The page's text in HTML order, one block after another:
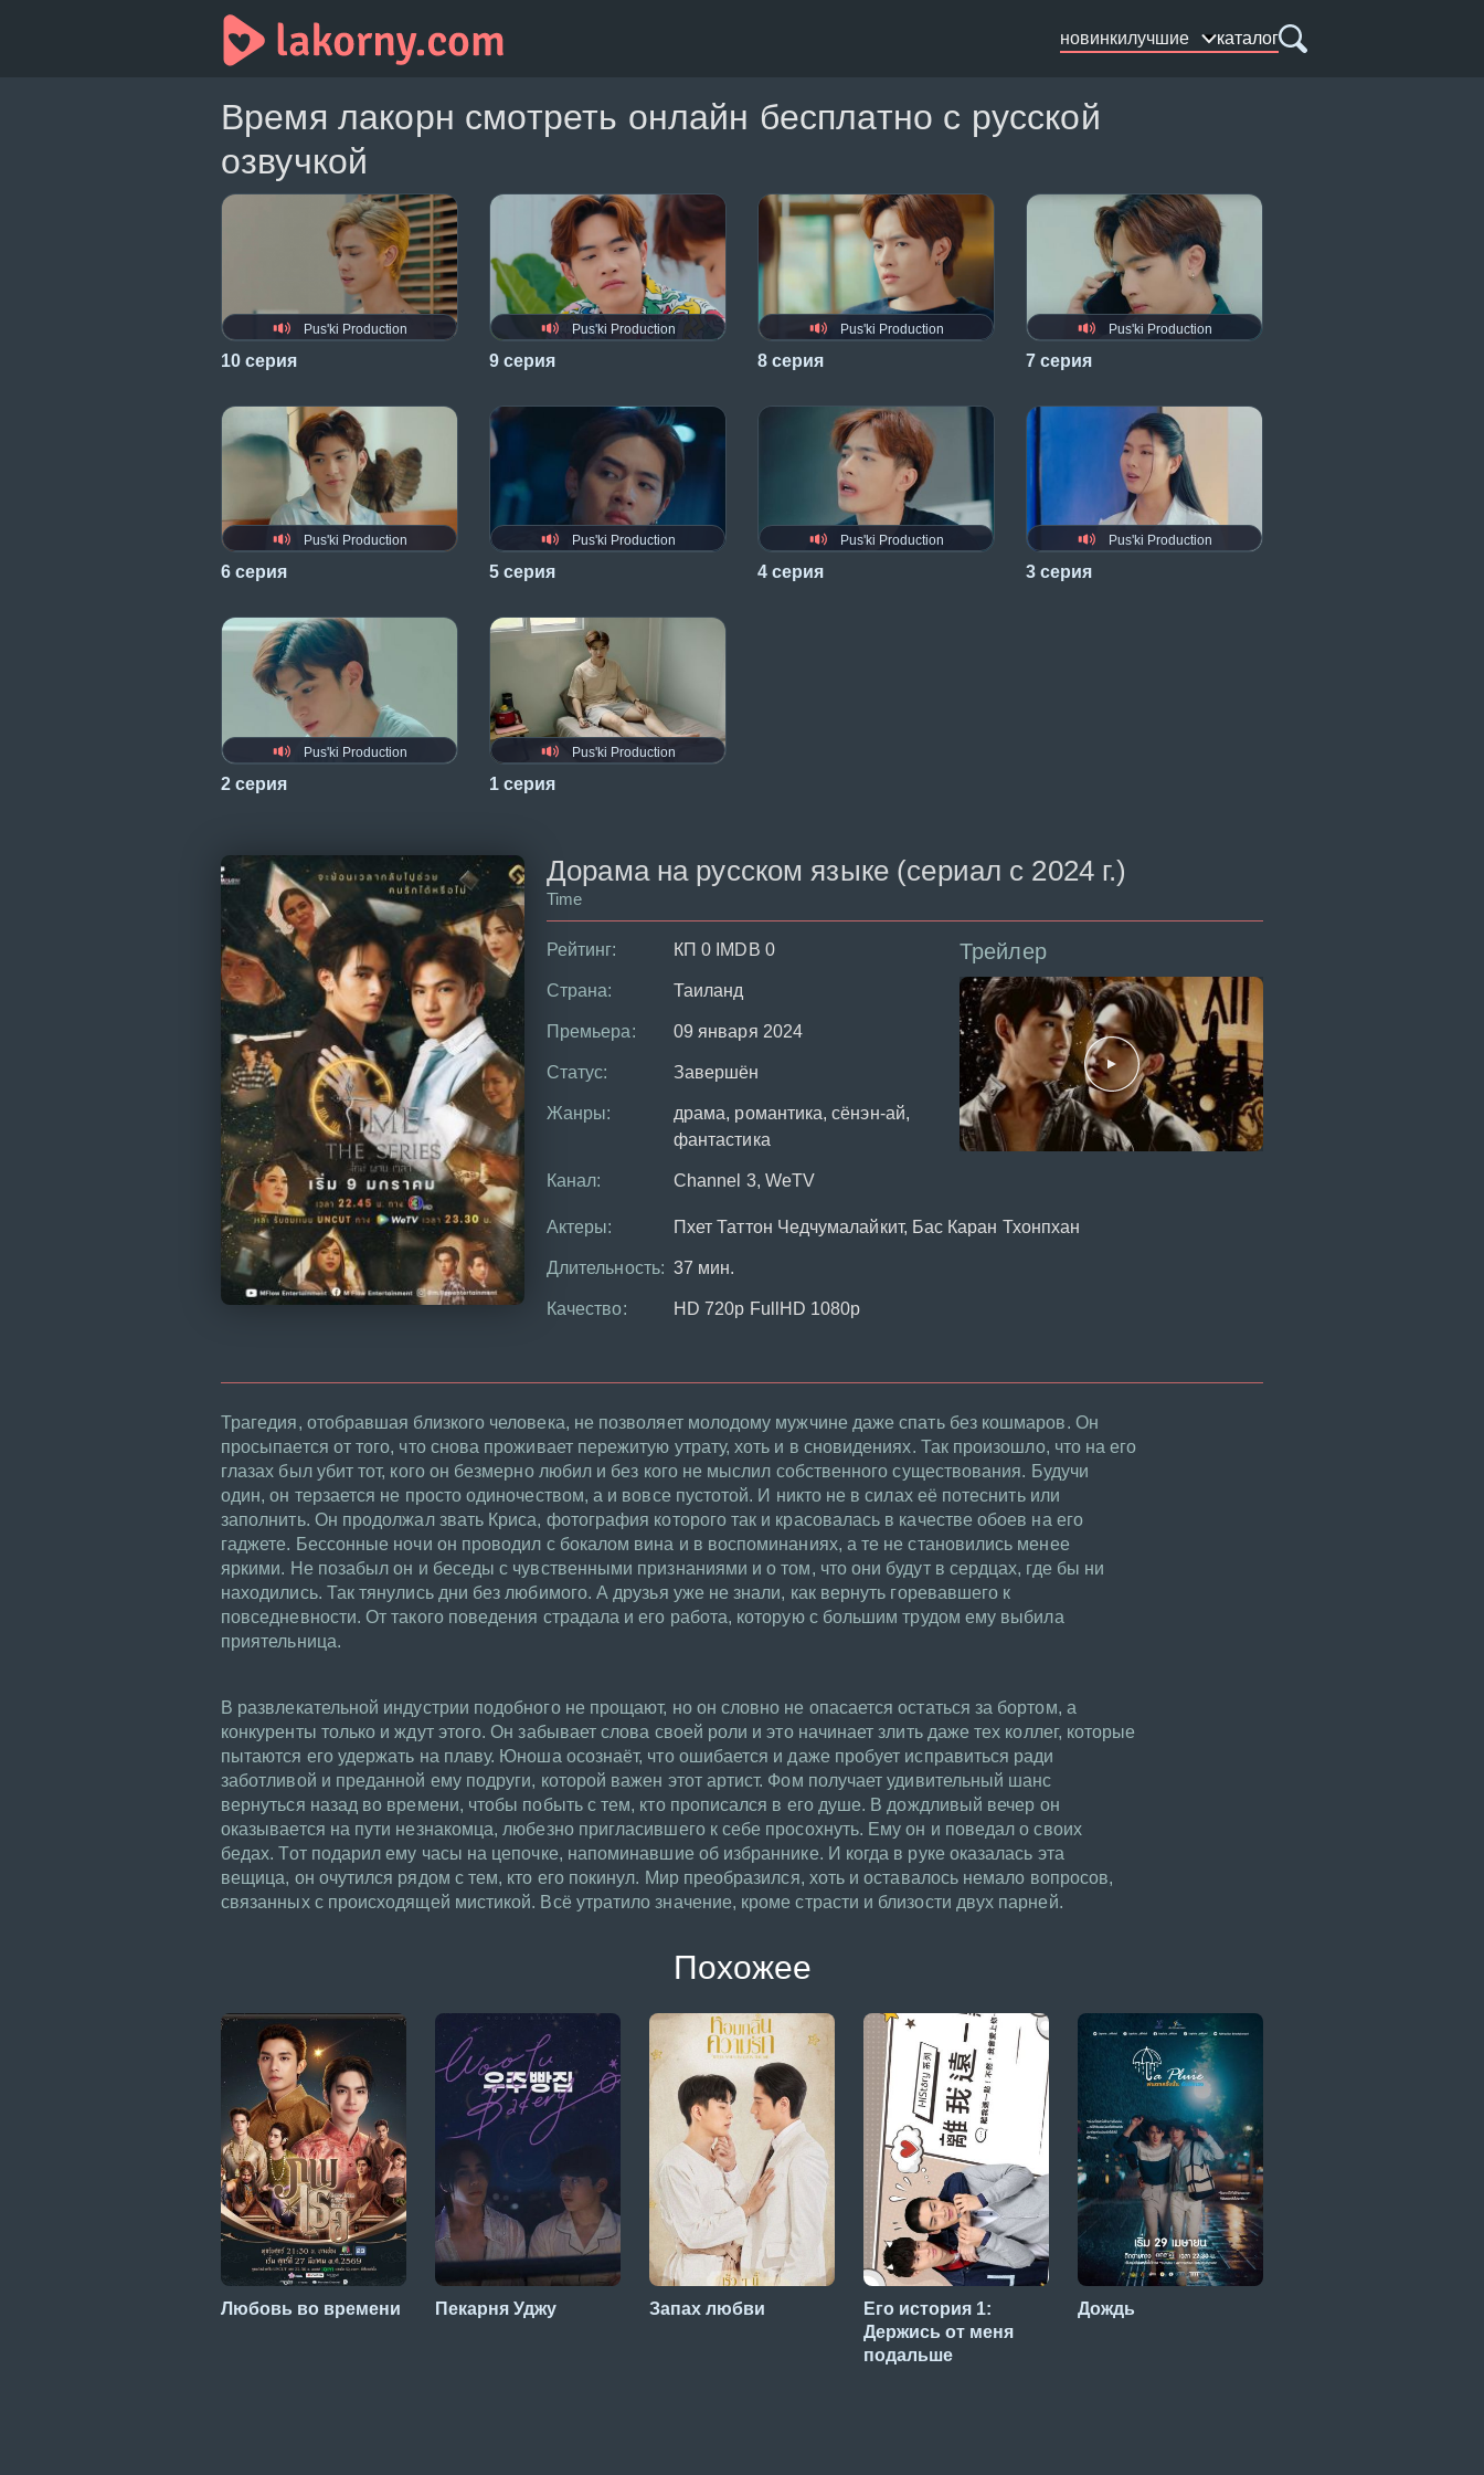
новинкилучшие каталог
Время лакорн смотреть онлайн бесплатно с русской
озвучкой
Pus'ki Production
10 серия
Pus'ki Production
9 серия
Pus'ki Production
8 серия
Pus'ki Production
7 серия
Pus'ki Production
6 серия
Pus'ki Production
5 серия
Pus'ki Production
4 серия
Pus'ki Production
3 серия
Pus'ki Production
2 серия
Pus'ki Production
1 серия
Дорама на русском языке (сериал с 2024 г.)
Time
Рейтинг: КП 0 IMDB 0
Страна: Таиланд
Премьера: 09 января 2024
Статус: Завершён
Жанры:
драма, романтика, сёнэн-ай,
фантастика
Канал: Channel 3, WeTV
Трейлер
Актеры: Пхет Таттон Чедчумалайкит, Бас Каран Тхонпхан
Длительность: 37 мин.
Качество: HD 720p FullHD 1080p
Трагедия, отобравшая близкого человека, не позволяет молодому мужчине даже спать без кошмаров. Он
просыпается от того, что снова проживает пережитую утрату, хоть и в сновидениях. Так произошло, что на его
глазах был убит тот, кого он безмерно любил и без кого не мыслил собственного существования. Будучи
один, он терзается не просто одиночеством, а и вовсе пустотой. И никто не в силах её потеснить или
заполнить. Он продолжал звать Криса, фотография которого так и красовалась в качестве обоев на его
гаджете. Бессонные ночи он проводил с бокалом вина и в воспоминаниях, а те не становились менее
яркими. Не позабыл он и беседы с чувственными признаниями и о том, что они будут в сердцах, где бы ни
находились. Так тянулись дни без любимого. А друзья уже не знали, как вернуть горевавшего к
повседневности. От такого поведения страдала и его работа, которую с большим трудом ему выбила
приятельница.
В развлекательной индустрии подобного не прощают, но он словно не опасается остаться за бортом, а
конкуренты только и ждут этого. Он забывает слова своей роли и это начинает злить даже тех коллег, которые
пытаются его удержать на плаву. Юноша осознаёт, что ошибается и даже пробует исправиться ради
заботливой и преданной ему подруги, которой важен этот артист. Фом получает удивительный шанс
вернуться назад во времени, чтобы побыть с тем, кто прописался в его душе. В дождливый вечер он
оказывается на пути незнакомца, любезно пригласившего к себе просохнуть. Ему он и поведал о своих
бедах. Тот подарил ему часы на цепочке, напоминавшие об избраннике. И когда в руке оказалась эта
вещица, он очутился рядом с тем, кто его покинул. Мир преобразился, хоть и оставалось немало вопросов,
связанных с происходящей мистикой. Всё утратило значение, кроме страсти и близости двух парней.
Похожее
Любовь во времени Пекарня Уджу Запах любви
Его история 1:
Держись от меня
подальше
Дождь